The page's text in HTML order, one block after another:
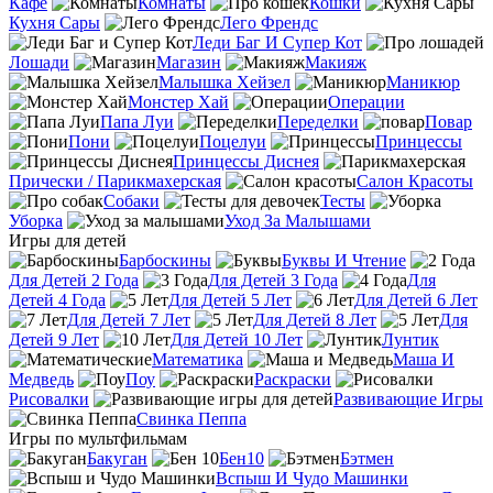
Кухня Сары
Лего Френдс
Леди Баг И Супер Кот
Лошади
Магазин
Макияж
Малышка Хейзел
Маникюр
Монстер Хай
Операции
Папа Луи
Переделки
Повар
Пони
Поцелуи
Принцессы
Принцессы Диснея
Прически / Парикмахерская
Салон Красоты
Собаки
Тесты
Уборка
Уход За Малышами
Игры для детей
Барбоскины
Буквы И Чтение
Для Детей 2 Года
Для Детей 3 Года
Для
Детей 4 Года
Для Детей 5 Лет
Для Детей 6 Лет
Для Детей 7 Лет
Для Детей 8 Лет
Для
Детей 9 Лет
Для Детей 10 Лет
Лунтик
Математика
Маша И
Медведь
Поу
Раскраски
Рисовалки
Развивающие Игры
Свинка Пеппа
Игры по мультфильмам
Бакуган
Бен10
Бэтмен
Вспыш И Чудо Машинки